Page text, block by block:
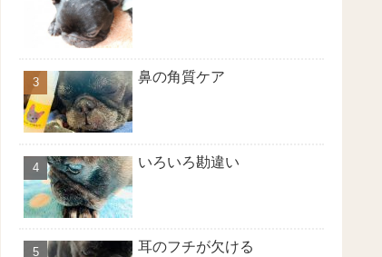
鼻の角質ケア
いろいろ勘違い
耳のフチが欠ける